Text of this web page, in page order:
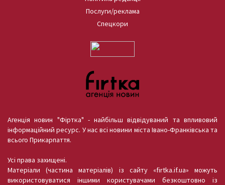
Послуги/реклама
Спецкори
Агенція новин "Фіртка" - найбільш відвідуваний та впливовий
інформаційний ресурс. У нас всі новини міста Івано-Франківська та
всього Прикарпаття.
Усі права захищені.
Матеріали (частина матеріалів) із сайту «firtka.if.ua» можуть
використовуватися іншими користувачами безкоштовно із